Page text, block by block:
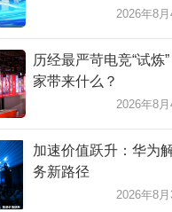
2026年8
历经最严苛电竞“试炼
家带来什么？
2026年8
加速价值跃升：华为
务新路径
2026年8